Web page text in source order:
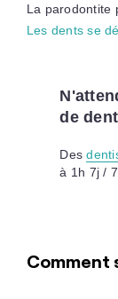
La parodontite
Les dents se
de
Des
à 1h 7j / 7.
Comment